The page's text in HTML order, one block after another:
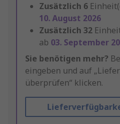
Zusätzlich 6
10. August 2026
Zusätzlich 32
ab 03. September
Sie benötigen mehr?
eingeben und auf
überprüfen“ klicken.